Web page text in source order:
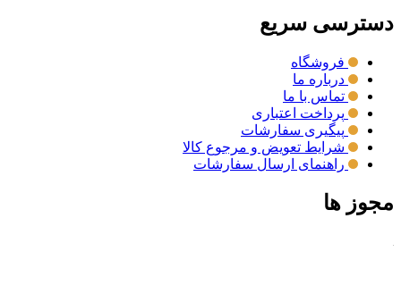
دسترسی سریع
فروشگاه
درباره ما
تماس با ما
پرداخت اعتباری
پیگیری سفارشات
شرایط تعویض و مرجوع کالا
راهنمای ارسال سفارشات
مجوز ها